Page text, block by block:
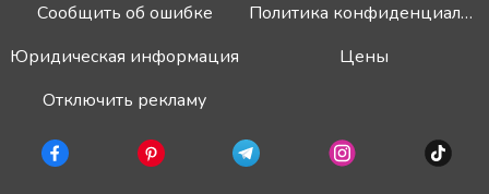
Сообщить об ошибке
Политика конфиденциальности
Юридическая информация
Цены
Отключить рекламу